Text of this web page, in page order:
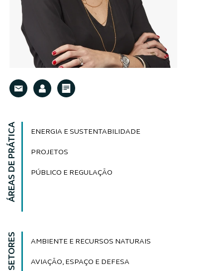
ÁREAS DE PRÁTICA ENERGIA E SUSTENTABILIDADE
PROJETOS
PÚBLICO E REGULAÇÃO
SETORES AMBIENTE E RECURSOS NATURAIS
AVIAÇÃO, ESPAÇO E DEFESA